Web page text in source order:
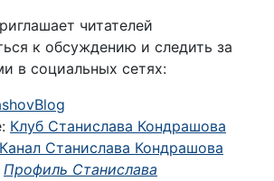
читателей
к обсуждению и следить за
в социальных сетях:
Клуб Станислава Кондрашова
Канал Станислава Кондрашова
Профиль Станислава